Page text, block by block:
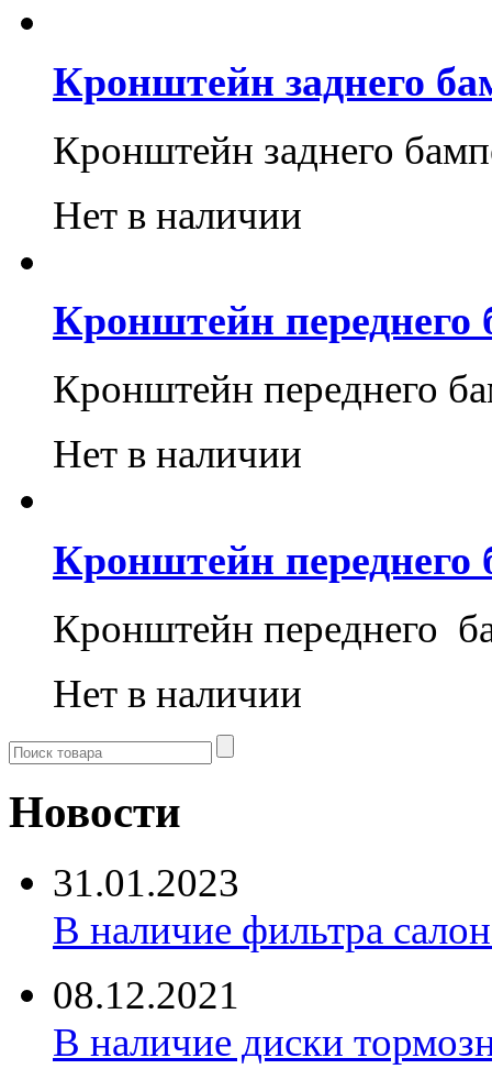
Кронштейн заднего
Кронштейн заднего
Нет в наличии
Кронштейн
Кронштейн переднего
Нет в наличии
Кронштейн переднего
Кронштейн переднего
Нет в наличии
Новости
31.01.2023
В наличие фильтра
08.12.2021
В наличие диски